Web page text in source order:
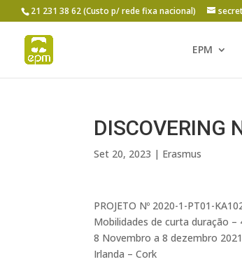
21 231 38 62 (Custo p/ rede fixa nacional)
EPM
DISCOVERING
Set 20, 2023 | Erasmus
PROJETO Nº 2020-1-PT01-
Mobilidades de curta duração –
8 Novembro a 8 dezembro 2021
Irlanda – Cork